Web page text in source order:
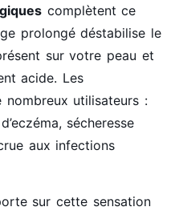
complètent ce
prolongé déstabilise le
sur votre peau et
acide. Les
nombreux utilisateurs :
sécheresse
aux infections
sur cette sensation